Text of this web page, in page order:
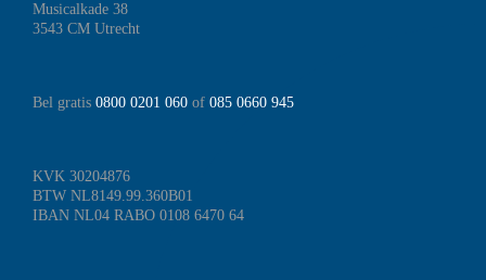
Musicalkade 38
3543 CM Utrecht
Bel gratis 0800 0201 060 of 085 0660 945
KVK 30204876
BTW NL8149.99.360B01
IBAN NL04 RABO 0108 6470 64